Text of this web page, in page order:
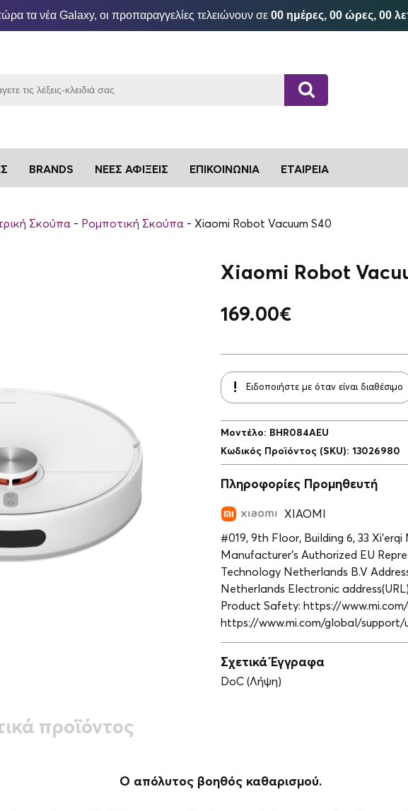
τα νέα Galaxy, οι προπαραγγελίες τελειώνουν σε 00 ημέρες, 00 ώρες, 00
BRANDS ΝΈΕΣ ΑΦΊΞΕΙΣ ΕΠΙΚΟΙΝΩΝΊΑ ΕΤΑΙΡΕΊΑ
Σκούπα Ρομποτική Σκούπα Xiaomi Robot Vacuum S40
Xiaomi Robot
169.00€
Ειδοποιήστε με όταν είναι διαθέσιμο
Μοντέλο: BHR084AEU
Κωδικός Προϊόντος (SKU): 13026980
Πληροφορίες Προμηθευτή
XIAOMI
#019, 9th Floor, Building 6, 33
Manufacturer’s Authorized EU
Technology Netherlands B.V
Netherlands Electronic
Product Safety: https://
https://www.mi.com/global/support/
Σχετικά Έγγραφα
DoC (Λήψη)
προϊόντος
Ο απόλυτος βοηθός καθαρισμού.